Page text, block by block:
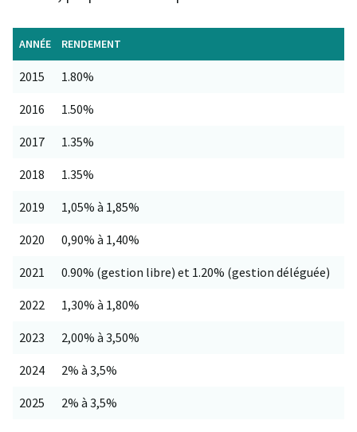
ANNÉE RENDEMENT
2015 1.80%
2016 1.50%
2017 1.35%
2018 1.35%
2019 1,05% à 1,85%
2020 0,90% à 1,40%
2021 0.90% (gestion libre) et 1.20% (gestion déléguée)
2022 1,30% à 1,80%
2023 2,00% à 3,50%
2024 2% à 3,5%
2025 2% à 3,5%